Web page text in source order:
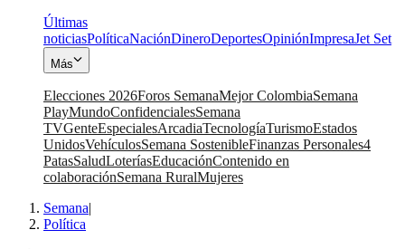
Últimas
noticiasPolíticaNaciónDineroDeportesOpiniónImpresaJet Set
Más
Elecciones 2026Foros SemanaMejor ColombiaSemana
PlayMundoConfidencialesSemana
TVGenteEspecialesArcadiaTecnologíaTurismoEstados
UnidosVehículosSemana SostenibleFinanzas Personales4
PatasSaludLoteríasEducaciónContenido en
colaboraciónSemana RuralMujeres
Semana|
Política